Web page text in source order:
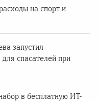
на спорт и
запустил
спасателей при
в бесплатную ИТ-